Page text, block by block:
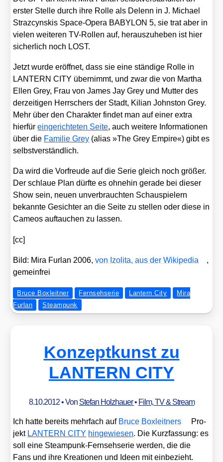
ers­ter Stel­le durch ihre Rol­le als Delenn in J. Micha­el
Straz­cynskis Space-Ope­ra BABYLON 5, sie trat aber in
vie­len wei­te­ren TV-Rol­len auf, her­aus­zu­he­ben ist hier
sicher­lich noch LOST.
Jetzt wur­de eröff­net, dass sie eine stän­di­ge Rol­le in
LANTERN CITY über­nimmt, und zwar die von Mar­tha
Ellen Grey, Frau von James Jay Grey und Mut­ter des
der­zei­ti­gen Herr­schers der Stadt, Kili­an John­s­ton Grey.
Mehr über den Cha­rak­ter fin­det man auf einer extra
hier­fürein­ge­rich­te­ten Sei­te, auch wei­te­re Infor­ma­tio­nen
über die Fami­lie Grey (ali­as »The Grey Empire«) gibt es
selbst­ver­ständ­lich.
Da wird die Vor­freu­de auf die Serie gleich noch grö­ßer.
Der schlaue Plan dürf­te es ohne­hin gera­de bei die­ser
Show sein, neu­en unver­brauch­ten Schau­spie­lern
bekann­te Gesich­ter an die Sei­te zu stel­len oder die­se in
Came­os auf­tau­chen zu las­sen.
[cc]
Bild: Mira Fur­lan 2006,von Izo­li­ta, aus der Wiki­pe­dia
,
gemein­frei
Bruce Boxleitner Fernsehserie Lantern City
Mira
Furlan
Steampunk
Konzeptkunst zu
LANTERN CITY
8.10.2012• Von Stefan Holzhauer• Film, TV & Stream
Ich hat­te bereits mehr­fach auf Bruce Box­leit­ners
Pro­
jekt LANTERN CITY hin­ge­wie­sen. Die Kurz­fas­sung: es
soll eine Steam­punk-Fern­seh­se­rie wer­den, die die
Fans und ihre Krea­tio­nen und Ideen mit ein­be­zieht.